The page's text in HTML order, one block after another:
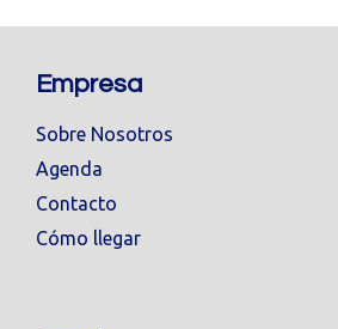
Empresa
Sobre Nosotros
Agenda
Contacto
Cómo llegar